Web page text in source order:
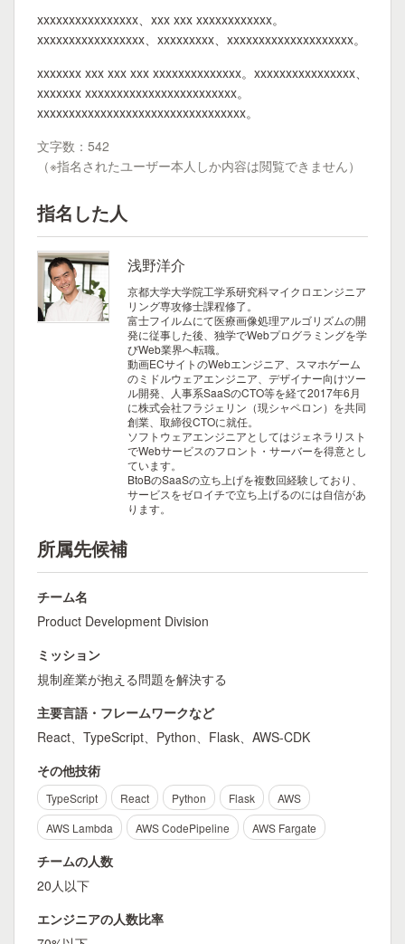
xxxxxxxxxxxxxxxx、xxx xxx xxxxxxxxxxxx。
xxxxxxxxxxxxxxxxx、xxxxxxxxx、xxxxxxxxxxxxxxxxxxxx。
xxxxxxx xxx xxx xxx xxxxxxxxxxxxxx。xxxxxxxxxxxxxxxx、
xxxxxxx xxxxxxxxxxxxxxxxxxxxxxxx。
xxxxxxxxxxxxxxxxxxxxxxxxxxxxxxxxx。
文字数：542
（※指名されたユーザー本人しか内容は閲覧できません）
指名した人
浅野洋介
京都大学大学院工学系研究科マイクロエンジニア
リング専攻修士課程修了。
富士フイルムにて医療画像処理アルゴリズムの開
発に従事した後、独学でWebプログラミングを学
びWeb業界へ転職。
動画ECサイトのWebエンジニア、スマホゲーム
のミドルウェアエンジニア、デザイナー向けツー
ル開発、人事系SaaSのCTO等を経て2017年6月
に株式会社フラジェリン（現シャペロン）を共同
創業、取締役CTOに就任。
ソフトウェアエンジニアとしてはジェネラリスト
でWebサービスのフロント・サーバーを得意とし
ています。
BtoBのSaaSの立ち上げを複数回経験しており、
サービスをゼロイチで立ち上げるのには自信があ
ります。
所属先候補
チーム名
Product Development Division
ミッション
規制産業が抱える問題を解決する
主要言語・フレームワークなど
React、TypeScript、Python、Flask、AWS-CDK
その他技術
TypeScript React Python Flask
AWS
AWS Lambda
AWS CodePipeline AWS Fargate
チームの人数
20人以下
エンジニアの人数比率